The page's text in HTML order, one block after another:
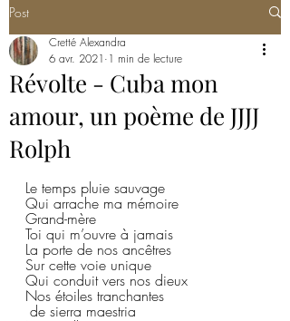
Post
Révolte - Cuba mon
amour, un poème de JJJJ
Rolph
Cretté Alexandra
6 avr. 2021 1 min de lecture
Le temps pluie sauvage
Qui arrache ma mémoire
Grand-mère
Toi qui m’ouvre à jamais
La porte de nos ancêtres
Sur cette voie unique
Qui conduit vers nos dieux
Nos étoiles tranchantes
de sierra maestria